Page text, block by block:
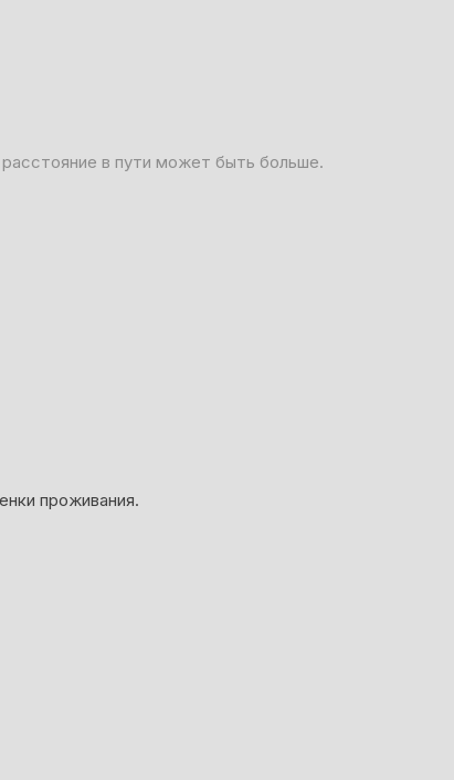
в пути может быть больше.
проживания.